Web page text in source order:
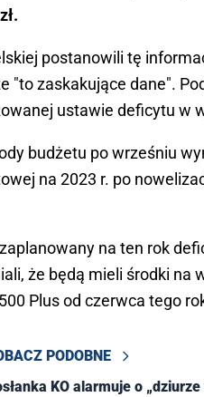
postanowili tę
"to zaskakujące dane".
ustawie deficytu w
budżetu po wrześniu
na 2023 r. po
na ten rok
że będą mieli środki na
Plus od czerwca tego
PODOBNE
KO alarmuje o